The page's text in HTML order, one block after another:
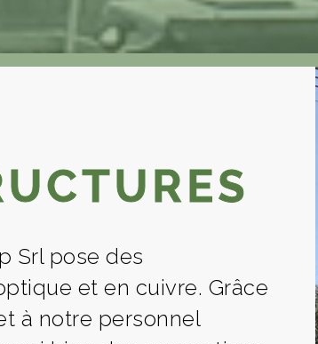
Srl pose des
et en cuivre. Grâce
à notre personnel